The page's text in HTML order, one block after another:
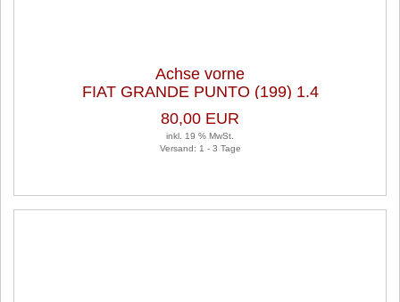
Achse vorne
FIAT GRANDE PUNTO (199) 1.4
80,00 EUR
inkl. 19 % MwSt.
Versand: 1 - 3 Tage